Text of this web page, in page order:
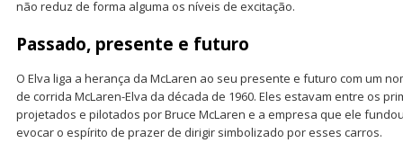
não reduz de forma alguma os níveis de excitação.
Passado, presente e futuro
O Elva liga a herança da McLaren ao seu presente e futuro com um
de corrida McLaren-Elva da década de 1960. Eles estavam entre os
projetados e pilotados por Bruce McLaren e a empresa que ele
evocar o espírito de prazer de dirigir simbolizado por esses carros.